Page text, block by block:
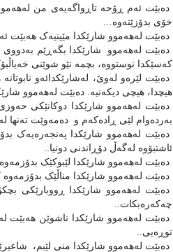
دەبێت ئەم ڕۆحە تاڕواگەیەی من لەهەموو
خۆی بدۆزێتەوە…
دەبێت لەهەموو شارێکدا مێینیەک هەبێت
دەبێت لەهەموو شارێکدا بگەڕێم بەدووی
کەسێکدا نوستووە، بچمە نێو شوێنی
دەبێت لێرەو لەوێ، لەشارێکدائەو
هیچدا، هیچی دیکەنیە. دەبێت لەهەموو
دەبێت لەهەموو شارێکدا دوکانێکی
بەردەوام لێی ڕادەکەم و دەمەوێت تەنها
دەبێت لەهەموو شارێکدا پەنجەرەیەک
ئاشتبۆوە لەگەڵ دۆڕاندنی دونیا..
دەبێت لەهەموو شارێکدا لێبوکێک
دەبێت لەهەموو شارێکدا مناڵێک
دەبێت لەهەموو شارێکدا ڕووبارێکی
چەکەرەبکات..
دەبێت لەهەموو شارێکدا ناشوێن هەبێت
توڕەیی..
دەبێت لەهەموو شارێکدا منی لێبم،